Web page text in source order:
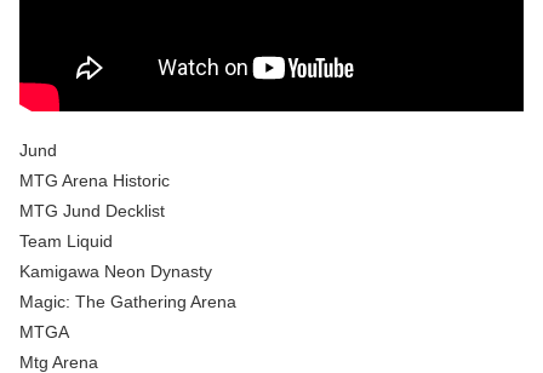
Jund
MTG Arena Historic
MTG Jund Decklist
Team Liquid
Kamigawa Neon Dynasty
Magic: The Gathering Arena
MTGA
Mtg Arena